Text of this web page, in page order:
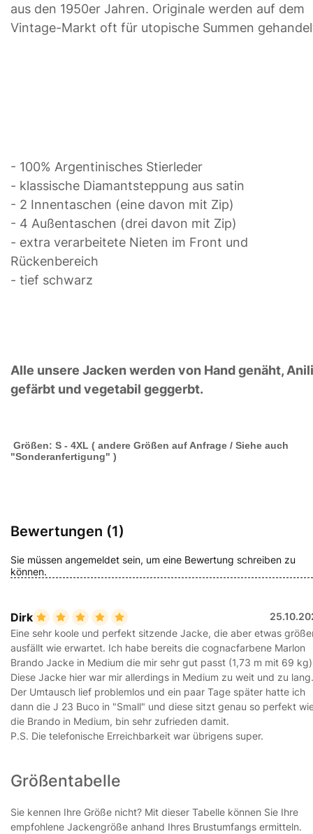
aus den 1950er Jahren. Originale werden auf dem
Vintage-Markt oft für utopische Summen
- 100% Argentinisches Stierleder
- klassische Diamantsteppung aus satin
- 2 Innentaschen (eine davon mit Zip)
- 4 Außentaschen (drei davon mit Zip)
- extra verarbeitete Nieten im Front und
Rückenbereich
- tief schwarz
Alle unsere Jacken werden von Hand genäht,
gefärbt und vegetabil geggerbt.
Größen: S - 4XL ( andere Größen auf Anfrage / Siehe auch
"Sonderanfertigung" )
Bewertungen (1)
Sie müssen angemeldet sein, um eine Bewertung schreiben zu
können.
Dirk
Eine sehr koole und perfekt sitzende Jacke, die aber etwas
ausfällt wie erwartet. Ich habe bereits die cognacfarbene Marlon
Brando Jacke in Medium die mir sehr gut passt (1,73 m mit 69
Diese Jacke hier war mir allerdings in Medium zu weit und zu lang.
Der Umtausch lief problemlos und ein paar Tage später hatte ich
dann die J 23 Buco in "Small" und diese sitzt genau so perfekt
die Brando in Medium, bin sehr zufrieden damit.
P.S. Die telefonische Erreichbarkeit war übrigens super.
Größentabelle
Sie kennen Ihre Größe nicht? Mit dieser Tabelle können Sie Ihre
empfohlene Jackengröße anhand Ihres Brustumfangs ermitteln.